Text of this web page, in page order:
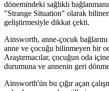
dönemindeki sağlıklı
"Strange Situation" olarak
geliştirmesiyle dikkat çekti.
Ainsworth, anne-çocuk
anne ve çocuğu bilinmeyen bir
Araştırmacılar, çocuğun oda
durumuna ve annenin geri
Ainsworth'ün bu çığır açan